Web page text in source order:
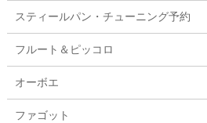
スティールパン・チューニング予約
フルート＆ピッコロ
オーボエ
ファゴット